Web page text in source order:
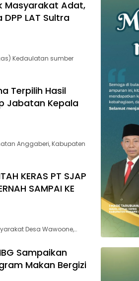
Masyarakat Adat,
LAT Sultra
Kedaulatan sumber
Terpilih Hasil
Jabatan Kepala
Anggaberi, Kabupaten
KERAS PT SJAP
SAMPAI KE
Desa Wawoone,…
Sampaikan
Makan Bergizi